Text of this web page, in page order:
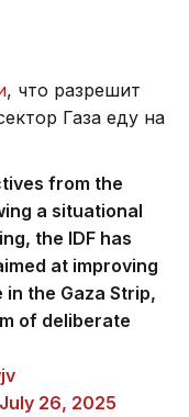
, что разрешит
Газа еду на
from the
a situational
the IDF has
at improving
the Gaza Strip,
of deliberate
July 26, 2025